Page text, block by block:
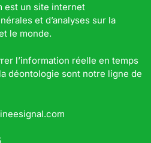
est un site internet
et d’analyses sur la
le monde.
l’information réelle en temps
déontologie sont notre ligne de